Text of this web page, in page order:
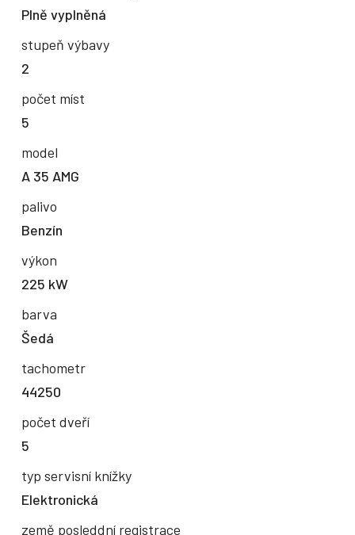
Plně vyplněná
stupeň výbavy
2
počet míst
5
model
A 35 AMG
palivo
Benzín
výkon
225 kW
barva
Šedá
tachometr
44250
počet dveří
5
typ servisní knížky
Elektronická
země posleddní registrace